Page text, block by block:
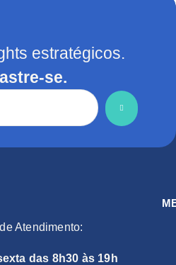
estratégicos.
se.
Atendimento:
das 8h30 às 19h